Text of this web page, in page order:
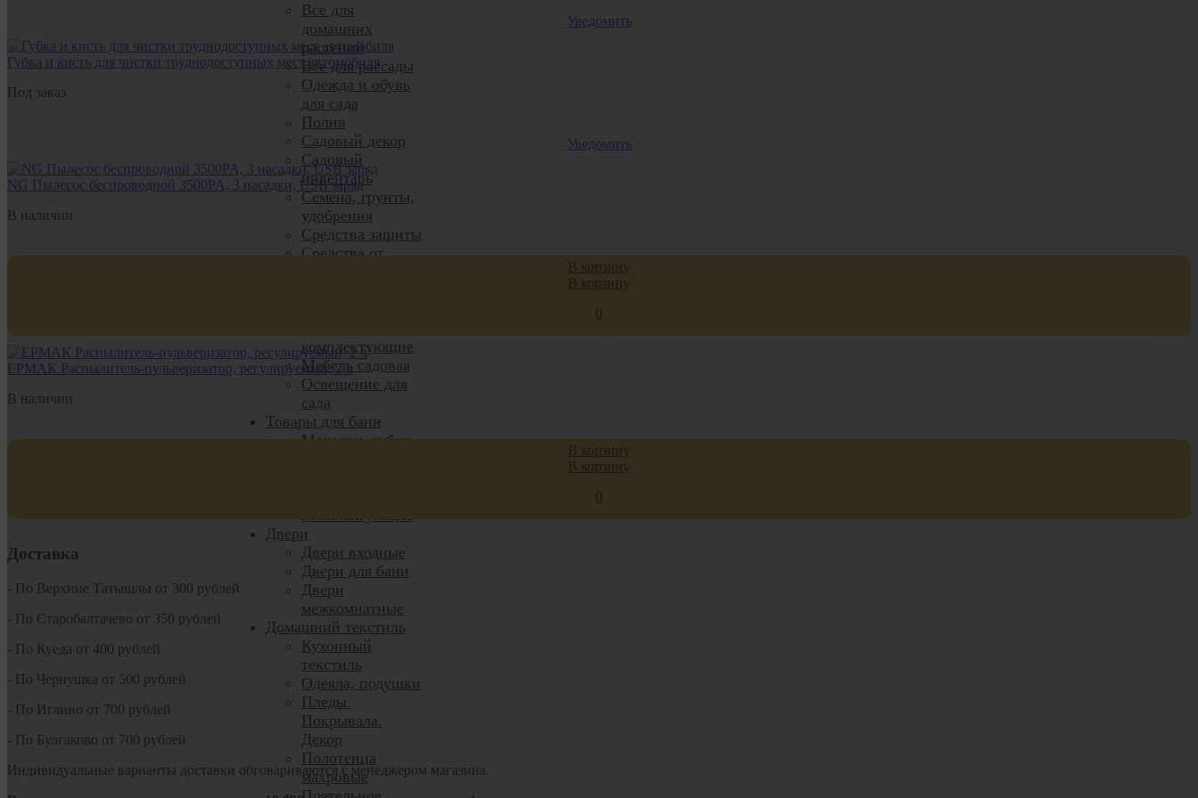
Все для
домашних
растений
Все для рассады
Одежда и обувь
для сада
Полив
Садовый декор
Садовый
инвентарь
Семена, грунты,
удобрения
Средства защиты
Средства от
комплектующие
Мебель садовая
Освещение для
сада
Товары для бани
Мочалки, губки
комплектующие
Двери
Двери входные
Двери для бани
Двери
межкомнатные
Домашний текстиль
Кухонный
текстиль
Одеяла, подушки
Пледы.
Покрывала.
Декор
Полотенца
махровые
Уведомить
Губка и кисть для чистки труднодоступных мест автомобиля
Под заказ
Уведомить
NG Пылесос беспроводной 3500PA, 3 насадки, USB заряд
В наличии
В корзину
В корзину
0
ЕРМАК Распылитель-пульверизатор, регулируемый, 2 л
В наличии
В корзину
В корзину
0
Доставка
- По Верхние Татышлы от 300 рублей
- По Старобалтачево от 350 рублей
- По Куеда от 400 рублей
- По Чернушка от 500 рублей
- По Иглино от 700 рублей
- По Булгаково от 700 рублей
Индивидуальные варианты доставки обговариваются с менеджером магазина.